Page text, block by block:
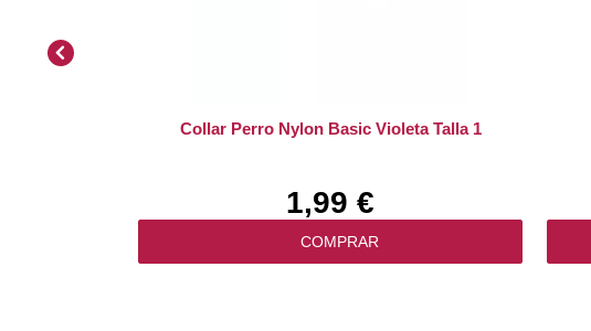
Collar Perro Nylon Basic Violeta Talla 1
1,99 €
COMPRAR